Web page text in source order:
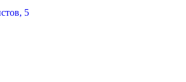
5